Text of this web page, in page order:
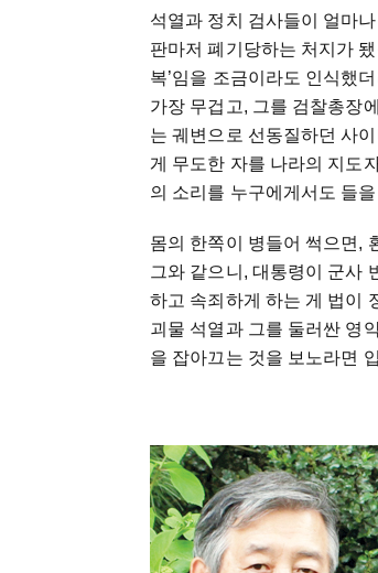
석열과 정치 검사들이 얼마
판마저 폐기당하는 처지가
복’임을 조금이라도 인식했
가장 무겁고, 그를 검찰총장
는 궤변으로 선동질하던 사
게 무도한 자를 나라의 지도
의 소리를 누구에게서도 들
몸의 한쪽이 병들어 썩으면,
그와 같으니, 대통령이 군사
하고 속죄하게 하는 게 법이
괴물 석열과 그를 둘러싼 영
을 잡아끄는 것을 보노라면